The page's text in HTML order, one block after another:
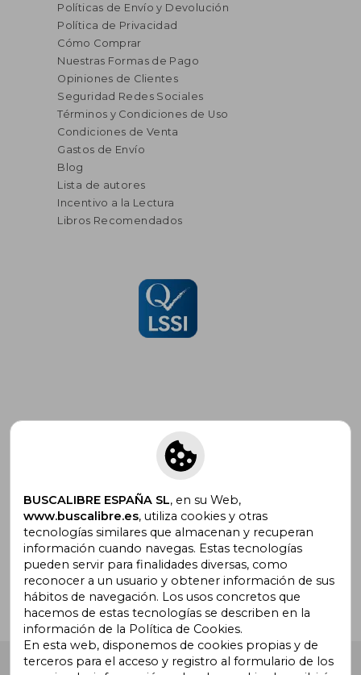
Políticas de Envío y Devolución
Política de Privacidad
Cómo Comprar
Nuestras Formas de Pago
Opiniones de Clientes
Seguridad Redes Sociales
Términos y Condiciones de Uso
Condiciones de Venta
Gastos de Envío
Blog
Lista de autores
Incentivo a la Lectura
Libros Recomendados
Suscríbete para recibir ofertas y
promociones
¿Necesitas ayuda?
Buscalibre España . Calle Energía, 65, Nave 3 (08940),
BUSCALIBRE ESPAÑA SL, en su Web,
www.buscalibre.es, utiliza cookies y otras
tecnologías similares que almacenan y recuperan
información cuando navegas. Estas tecnologías
pueden servir para finalidades diversas, como
reconocer a un usuario y obtener información de sus
hábitos de navegación. Los usos concretos que
hacemos de estas tecnologías se describen en la
información de la Política de Cookies.
En esta web, disponemos de cookies propias y de
terceros para el acceso y registro al formulario de los